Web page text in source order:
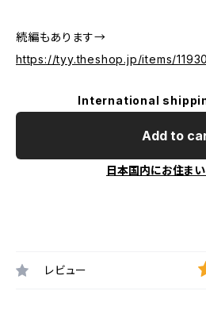
続編もあります→
https://tyy.theshop.jp/items/
International
Add to
日本国内にお住ま
レビュー